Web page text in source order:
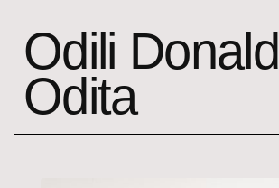
Odili Donald
Odita